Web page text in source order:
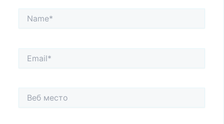
Name*
Email*
Веб
место